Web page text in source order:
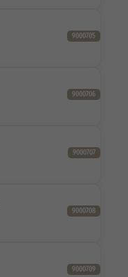
9000705
9000706
9000707
9000708
9000709